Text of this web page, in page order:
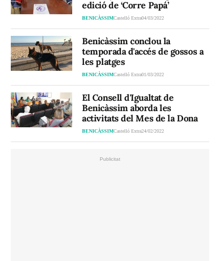
edició de ‘Corre Papá’
BENICÀSSIMCastelló Extra04/03/2022
Benicàssim conclou la
temporada d'accés de gossos a
les platges
BENICÀSSIMCastelló Extra01/03/2022
El Consell d'Igualtat de
Benicàssim aborda les
activitats del Mes de la Dona
BENICÀSSIMCastelló Extra24/02/2022